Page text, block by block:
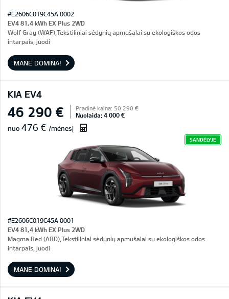
#E2606C019C45A 0002
EV4 81,4 kWh EX Plus 2WD
Wolf Gray (WAF),Tekstiliniai sėdynių apmušalai su ekologiškos odos
intarpais, juodi
MANE DOMINA!
KIA EV4
46 290 € Pradinė kaina: 50 290 €
Nuolaida: 4 000 €
nuo 476 € /mėnesį
SANDĖLYJE
#E2606C019C45A 0001
EV4 81,4 kWh EX Plus 2WD
Magma Red (ARD),Tekstiliniai sėdynių apmušalai su ekologiškos odos
intarpais, juodi
MANE DOMINA!